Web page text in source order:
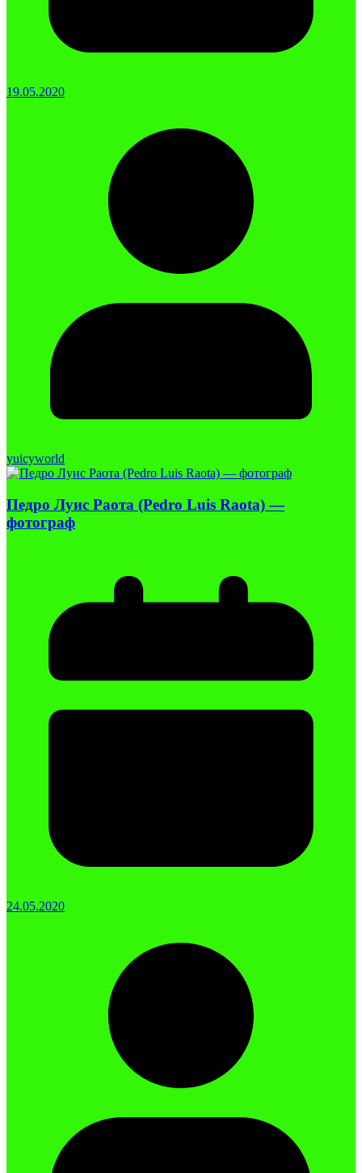
19.05.2020
yuicyworld
Педро Луис Раота (Pedro Luis Raota) —
фотограф
24.05.2020